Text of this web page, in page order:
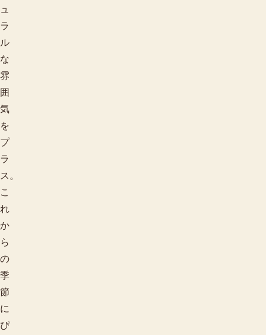
ュ
ラ
ル
な
雰
囲
気
を
プ
ラ
ス。
こ
れ
か
ら
の
季
節
に
ぴ